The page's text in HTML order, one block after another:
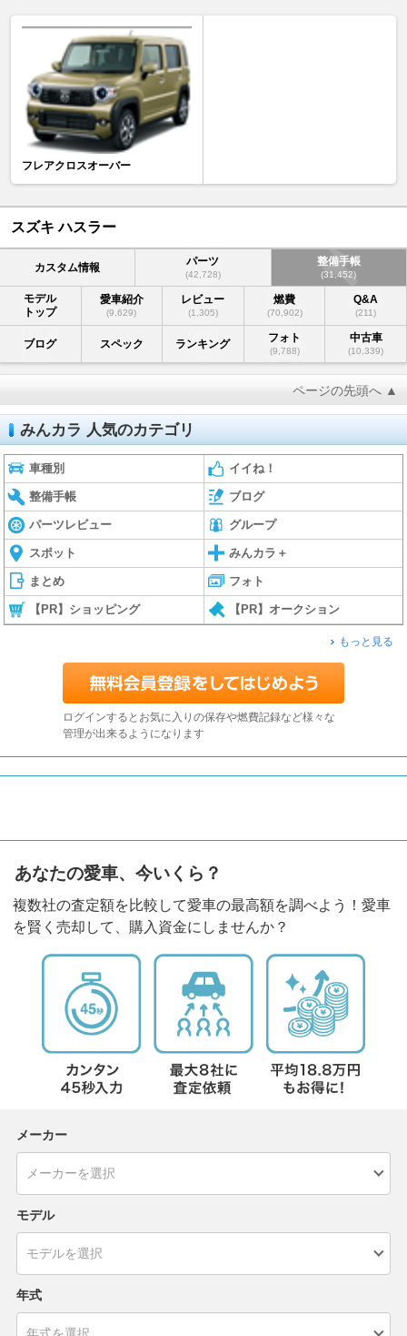
フレアクロスオーバー
スズキ ハスラー
カスタム情報 パーツ
(42,728)
整備手帳
(31,452)
モデル
トップ
愛車紹介
(9,629)
レビュー
(1,305)
燃費
(70,902)
Q&A
(211)
ブログ スペック ランキング フォト
(9,788)
中古車
(10,339)
ページの先頭へ ▲
みんカラ 人気のカテゴリ
車種別 イイね！
整備手帳 ブログ
パーツレビュー グループ
スポット みんカラ＋
まとめ フォト
【PR】ショッピング 【PR】オークション
もっと見る
ログインするとお気に入りの保存や燃費記録など様々な
管理が出来るようになります
あなたの愛車、今いくら？
複数社の査定額を比較して愛車の最高額を調べよう！愛車
を賢く売却して、購入資金にしませんか？
メーカー
モデル
年式